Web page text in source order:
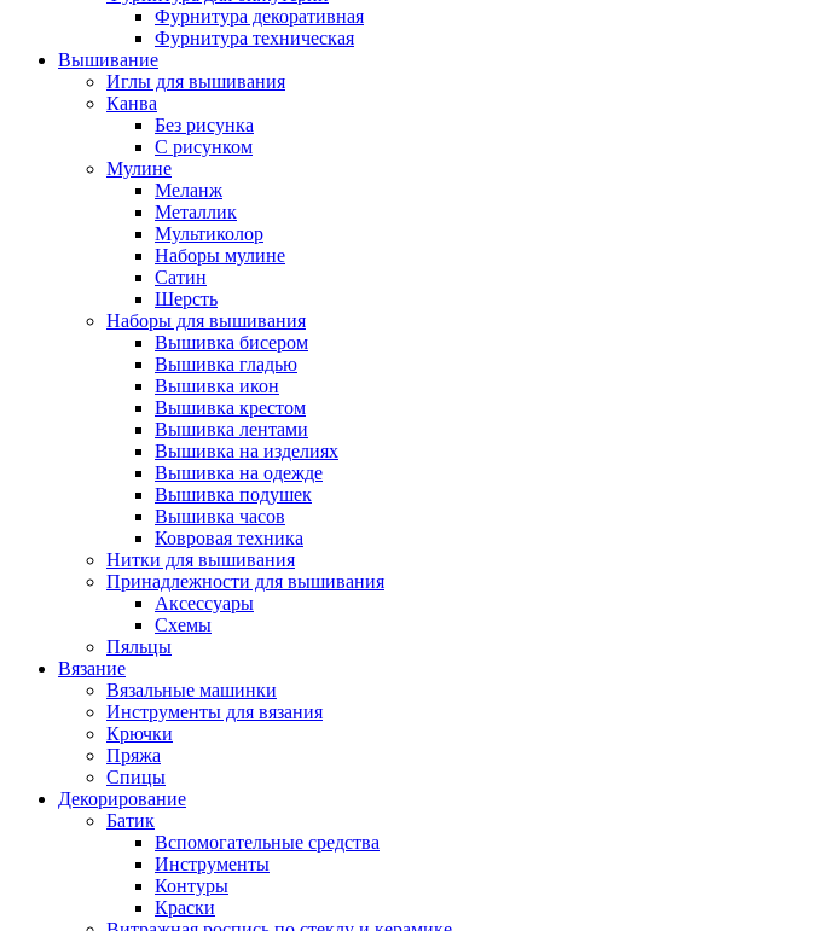
Фурнитура декоративная
Фурнитура техническая
Вышивание
Иглы для вышивания
Канва
Без рисунка
С рисунком
Мулине
Меланж
Металлик
Мультиколор
Наборы мулине
Сатин
Шерсть
Наборы для вышивания
Вышивка бисером
Вышивка гладью
Вышивка икон
Вышивка крестом
Вышивка лентами
Вышивка на изделиях
Вышивка на одежде
Вышивка подушек
Вышивка часов
Ковровая техника
Нитки для вышивания
Принадлежности для вышивания
Аксессуары
Схемы
Пяльцы
Вязание
Вязальные машинки
Инструменты для вязания
Крючки
Пряжа
Спицы
Декорирование
Батик
Вспомогательные средства
Инструменты
Контуры
Краски